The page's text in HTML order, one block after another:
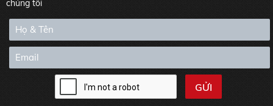
chúng tôi